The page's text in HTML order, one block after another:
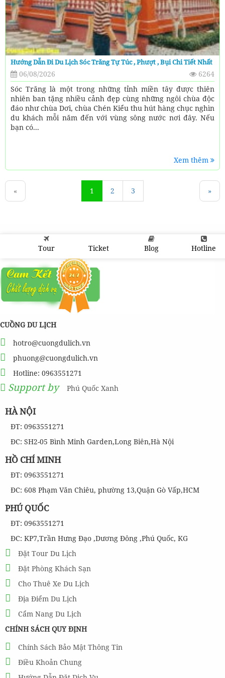
Hướng Dẫn Đi Du Lịch Sóc Trăng Tự Túc , Phượt , Bụi Chi Tiết Nhất
06/08/2026
6264
Sóc Trăng là một trong những tỉnh miền tây được thiên
nhiên ban tặng nhiều cảnh đẹp cùng những ngôi chùa độc
đáo như chùa Dơi, chùa Chén Kiểu thu hút hàng chục nghìn
du khách mỗi năm đến với vùng sông nước nơi đây. Nếu
bạn có...
Xem thêm
« 1 2 3 »
Tour Ticket Blog Hotline
CUỒNG DU LỊCH
hotro@cuongdulich.vn
phuong@cuongdulich.vn
Hotline: 0963551271
Support by Phú Quốc Xanh
HÀ NỘI
ĐT: 0963551271
ĐC: SH2-05 Bình Minh Garden,Long Biên,Hà Nội
HỒ CHÍ MINH
ĐT: 0963551271
ĐC: 608 Phạm Văn Chiêu, phường 13,Quận Gò Vấp,HCM
PHÚ QUỐC
ĐT: 0963551271
ĐC: KP7,Trần Hưng Đạo ,Dương Đông ,Phú Quốc, KG
Đặt Tour Du Lịch
Đặt Phòng Khách Sạn
Cho Thuê Xe Du Lịch
Địa Điểm Du Lịch
Cẩm Nang Du Lịch
CHÍNH SÁCH QUY ĐỊNH
Chính Sách Bảo Mật Thông Tin
Điều Khoản Chung